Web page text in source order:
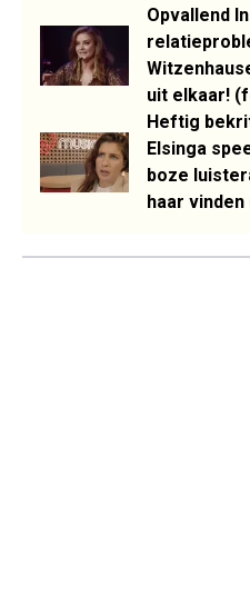
Opvallend
uit elkaar!
Heftig
Elsinga
boze
haar